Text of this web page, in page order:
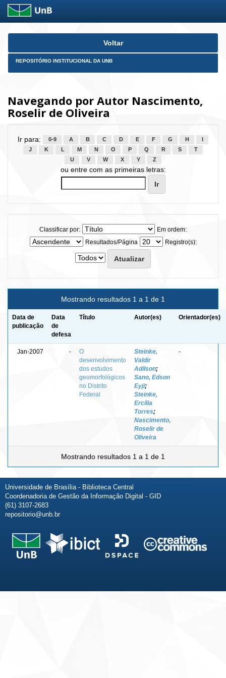
Skip
Voltar
REPOSITÓRIO INSTITUCIONAL DA UNB
Navegando por Autor Nascimento,
Roselir de Oliveira
Ir para: 0-9 A B C D E F G H
J
K L M N O P Q R S
T
U
V W X Y Z
ou entre com as primeiras letras:
Classificar por:
Em ordem:
Resultados/Página
Registro(s):
Mostrando resultados 1 a 1 de 1
Data de
publicação
Data
de
defesa
Título Autor(es) Orientador(es)
Jan-2007 -
O
desenvolvimento
dos estudos
geomorfológicos
no Distrito
Federal
Steinke,
Valdir
Adilson;
Sano, Edson
Eyji;
Steinke,
Ercília
Torres;
Nascimento,
Roselir de
Oliveira
-
Mostrando resultados 1 a 1 de 1
Universidade de Brasília - Biblioteca Central
Coordenadoria de Gestão da Informação Digital - GID
(61) 3107-2683
repositorio@unb.br